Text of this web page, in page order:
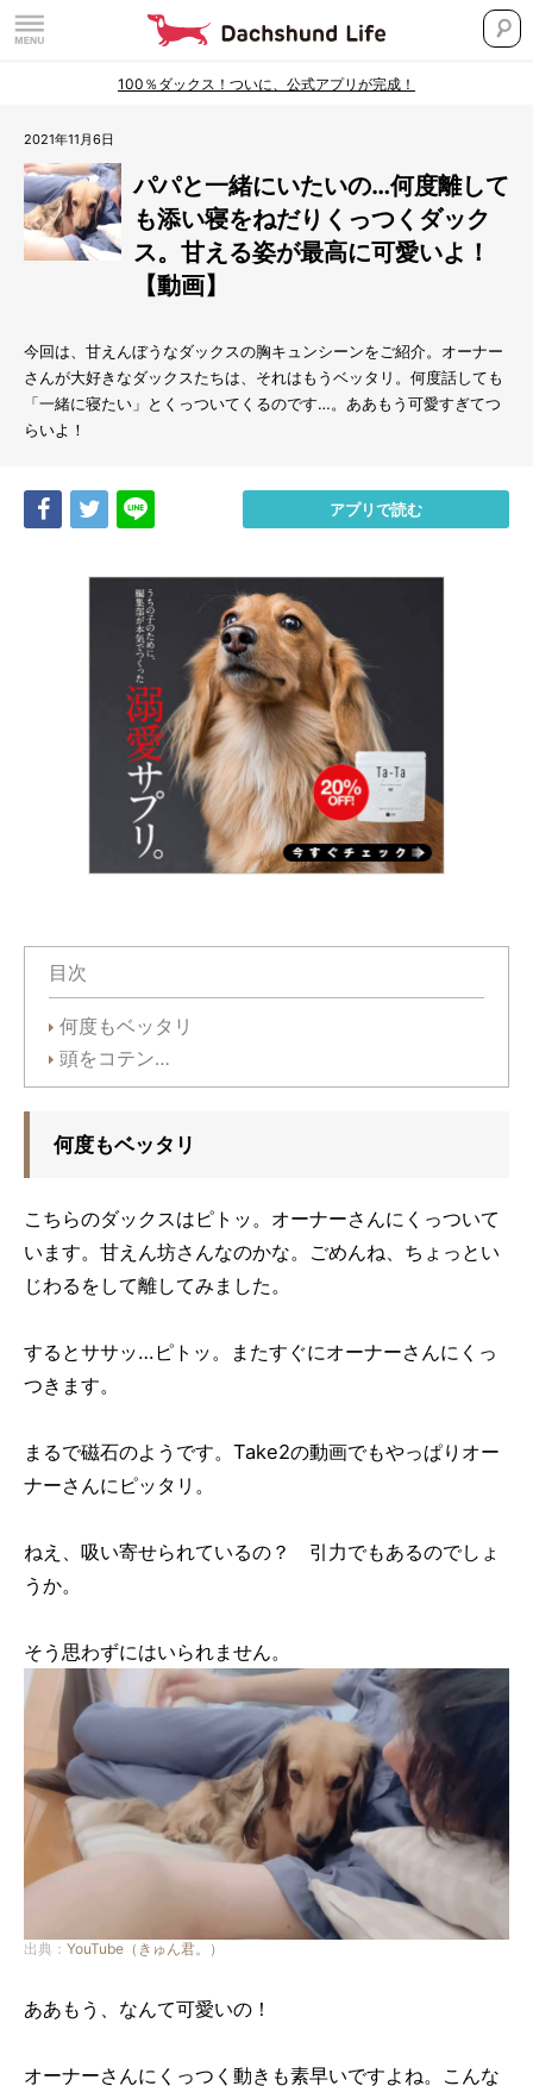
100％ダックス！ついに、公式アプリが完成！
2021年11月6日
パパと一緒にいたいの…何度離して
も添い寝をねだりくっつくダック
ス。甘える姿が最高に可愛いよ！
【動画】
今回は、甘えんぼうなダックスの胸キュンシーンをご紹介。オーナー
さんが大好きなダックスたちは、それはもうベッタリ。何度話しても
「一緒に寝たい」とくっついてくるのです…。ああもう可愛すぎてつ
らいよ！
Share Tweet アプリで読む
目次
何度もベッタリ
頭をコテン…
何度もベッタリ
こちらのダックスはピトッ。オーナーさんにくっついて
います。甘えん坊さんなのかな。ごめんね、ちょっとい
じわるをして離してみました。
するとササッ…ピトッ。またすぐにオーナーさんにくっ
つきます。
まるで磁石のようです。Take2の動画でもやっぱりオー
ナーさんにピッタリ。
ねえ、吸い寄せられているの？ 引力でもあるのでしょ
うか。
そう思わずにはいられません。
出典： YouTube（きゅん君。）
ああもう、なんて可愛いの！
オーナーさんにくっつく動きも素早いですよね。こんな